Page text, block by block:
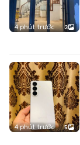
4 phút trước 3
4 phút trước 5